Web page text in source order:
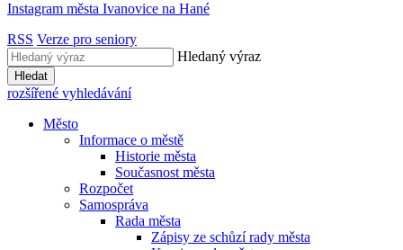
Instagram města Ivanovice na Hané
RSS Verze pro seniory
Hledaný výraz
Hledat
rozšířené vyhledávání
Město
Informace o městě
Historie města
Současnost města
Rozpočet
Samospráva
Rada města
Zápisy ze schůzí rady města